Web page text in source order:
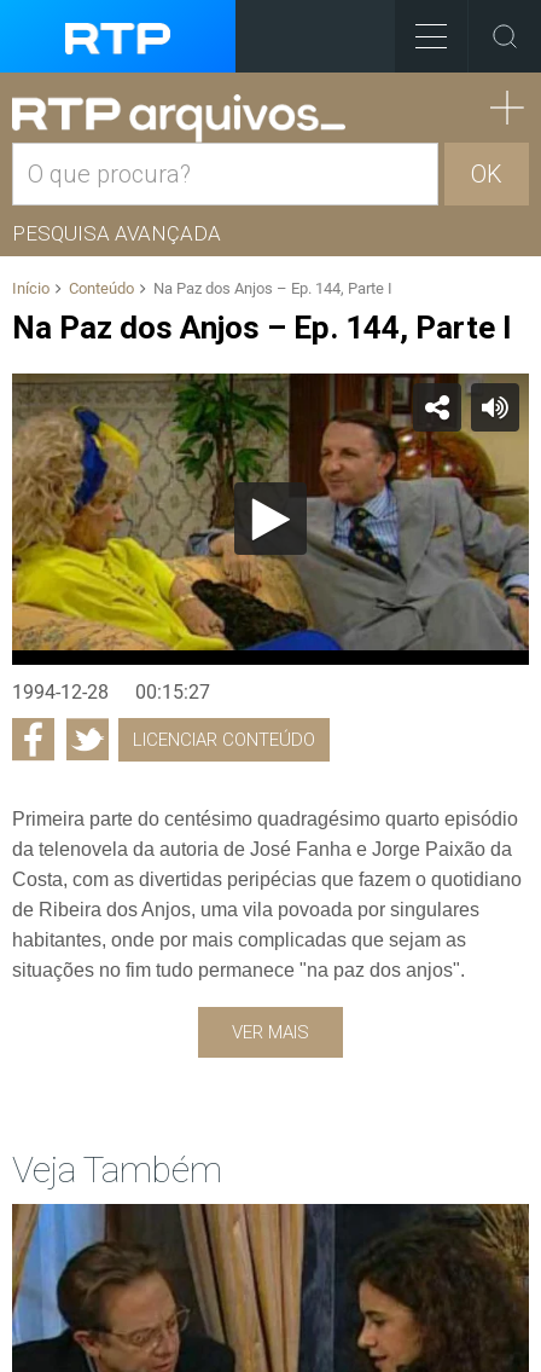
OK
PESQUISA AVANÇADA
Início Conteúdo Na Paz dos Anjos – Ep. 144, Parte I
Na Paz dos Anjos – Ep. 144, Parte I
1994-12-28 00:15:27
LICENCIAR CONTEÚDO
Primeira parte do centésimo quadragésimo quarto episódio
da telenovela da autoria de José Fanha e Jorge Paixão da
Costa, com as divertidas peripécias que fazem o quotidiano
de Ribeira dos Anjos, uma vila povoada por singulares
habitantes, onde por mais complicadas que sejam as
situações no fim tudo permanece "na paz dos anjos".
VER MAIS
Veja Também